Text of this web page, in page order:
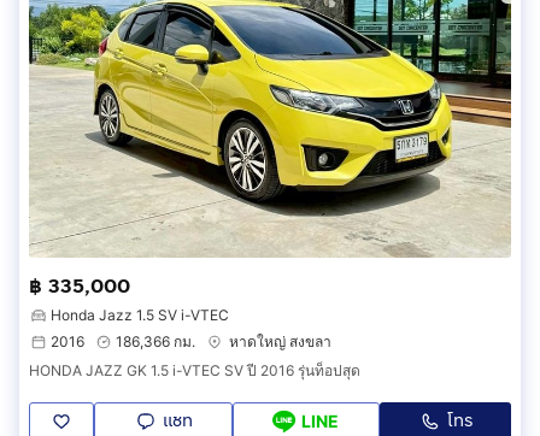
฿ 335,000
Honda Jazz 1.5 SV i-VTEC
2016
186,366 กม.
หาดใหญ่ สงขลา
HONDA JAZZ GK 1.5 i-VTEC SV ปี 2016 รุ่นท็อปสุด
แชท LINE โทร